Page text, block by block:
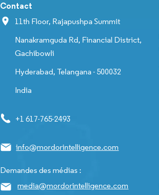
Contact
11th Floor, Rajapushpa Summit
Nanakramguda Rd, Financial District,
Gachibowli
Hyderabad, Telangana - 500032
India
+1 617-765-2493
info@mordorintelligence.com
Demandes des médias :
media@mordorintelligence.com